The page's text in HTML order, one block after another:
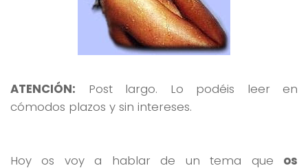
ATENCIÓN: Post largo. Lo podéis leer en
cómodos plazos y sin intereses.
Hoy os voy a hablar de un tema que os